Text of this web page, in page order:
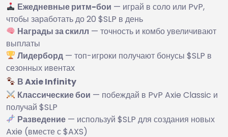
Ежедневные ритм-бои — играй в соло или PvP,
чтобы заработать до 20 $SLP в день
Награды за скилл — точность и комбо увеличивают
выплаты
Лидерборд — топ-игроки получают бонусы $SLP в
сезонных ивентах
В Axie Infinity
Классические бои — побеждай в PvP Axie Classic и
получай $SLP
Разведение — используй $SLP для создания новых
Axie (вместе с $AXS)